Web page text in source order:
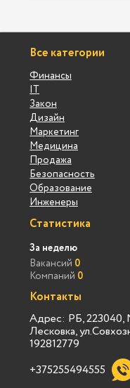
Все категории
Финансы
IT
Закон
Дизайн
Маркетинг
Медицина
Продажа
Безопасность
Образование
Инженеры
Статистика
За неделю
Вакансий 0
Компаний 0
Контакты
Адрес: РБ, 223040,
Лесковка,
192812779
+375255494555